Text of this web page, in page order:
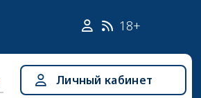
18+
Личный кабинет